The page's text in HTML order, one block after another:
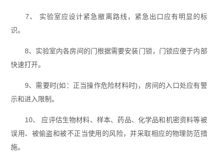
7、 实验室应设计紧急撤离路线，紧急出口应有明显的标
识。
8、实验室内各房间的门根据需要安装门锁，门锁应便于内部
快速打开。
9、需要时(如：正当操作危险材料时)，房间的入口处应有警
示和进入限制。
10、 应评估生物材料、样本、药品、化学品和机密资料等被
误用、被偷盗和被不正当使用的风险，并采取相应的物理防范措
施。